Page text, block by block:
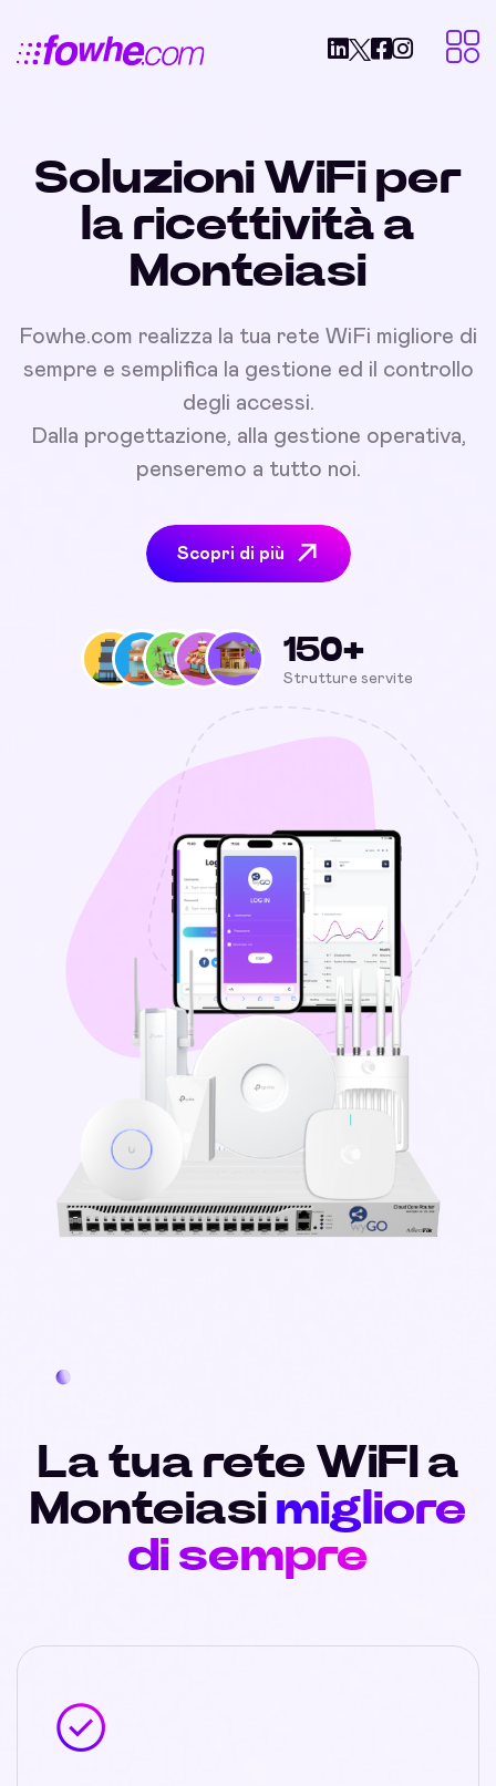
Soluzioni WiFi per
la ricettività a
Monteiasi
Fowhe.com realizza la tua rete WiFi migliore di
sempre e semplifica la gestione ed il controllo
degli accessi.
Dalla progettazione, alla gestione operativa,
penseremo a tutto noi.
Scopri di più
150+
Strutture servite
La tua rete WiFI a
Monteiasi migliore
di sempre